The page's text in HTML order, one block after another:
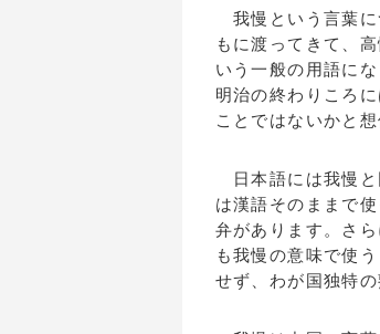
我慢という言葉に
もに渡ってきて、
いう一般の用語に
明治の終わりころ
ことではないかと
日本語には我慢と
は漢語そのままで
弁があります。さ
も我慢の意味で使
せず、わが国独特の